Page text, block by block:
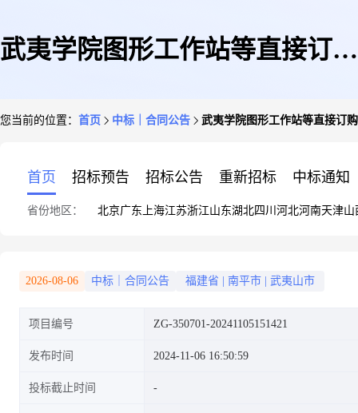
武夷学院图形工作站等直接订购
您当前的位置： 首页 中标｜合同公告 武夷学院图形工作站等直接订
首页 招标预告 招标公告 重新招标 中标通知
省份地区： 北京广东 上海江苏浙江山东湖北四川 河北河南天津山
2026-08-06 中标｜合同公告 福建省 南平市 武夷山市
项目编号 ZG-350701-20241105151421
发布时间 2024-11-06 16:50:59
投标截止时间